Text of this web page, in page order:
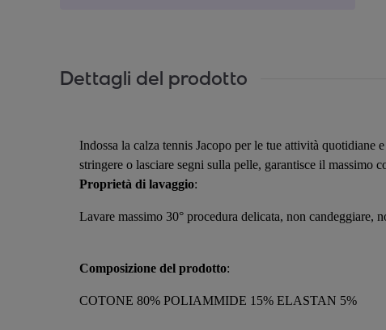
Dettagli del prodotto
Indossa la calza tennis Jacopo per le tue attività quotidiane
stringere o lasciare segni sulla pelle, garantisce il massimo
Proprietà di lavaggio:
Lavare massimo 30° procedura delicata, non candeggiare,
Composizione del prodotto:
COTONE 80% POLIAMMIDE 15% ELASTAN 5%